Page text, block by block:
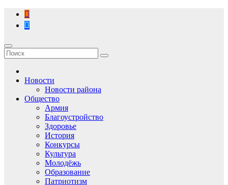
Перейти
содержимому
Новости
Новости района
Общество
Армия
Благоустройство
Здоровье
История
Конкурсы
Культура
Молодёжь
Образование
Патриотизм